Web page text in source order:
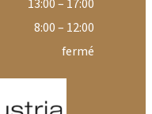
13:00 – 17:00
8:00 – 12:00
fermé